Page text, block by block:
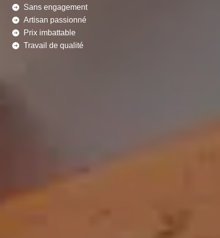
Sans engagement
Artisan passionné
Prix imbattable
Travail de qualité